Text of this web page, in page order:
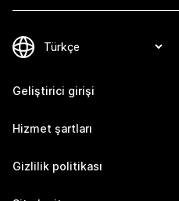
Geliştirici girişi
Hizmet şartları
Gizlilik politikası